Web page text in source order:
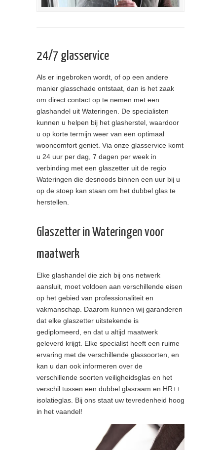
24/7 glasservice
Als er ingebroken wordt, of op een andere
manier glasschade ontstaat, dan is het zaak
om direct contact op te nemen met een
glashandel uit Wateringen. De specialisten
kunnen u helpen bij het glasherstel, waardoor
u op korte termijn weer van een optimaal
wooncomfort geniet. Via onze glasservice komt
u 24 uur per dag, 7 dagen per week in
verbinding met een glaszetter uit de regio
Wateringen die desnoods binnen een uur bij u
op de stoep kan staan om het dubbel glas te
herstellen.
Glaszetter in Wateringen voor
maatwerk
Elke glashandel die zich bij ons netwerk
aansluit, moet voldoen aan verschillende eisen
op het gebied van professionaliteit en
vakmanschap. Daarom kunnen wij garanderen
dat elke glaszetter uitstekende is
gediplomeerd, en dat u altijd maatwerk
geleverd krijgt. Elke specialist heeft een ruime
ervaring met de verschillende glassoorten, en
kan u dan ook informeren over de
verschillende soorten veiligheidsglas en het
verschil tussen een dubbel glasraam en HR++
isolatieglas. Bij ons staat uw tevredenheid hoog
in het vaandel!